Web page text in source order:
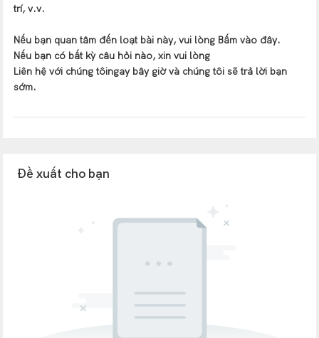
trí, v.v.
Nếu bạn quan tâm đến loạt bài này, vui lòng Bấm vào đây.
Nếu bạn có bất kỳ câu hỏi nào, xin vui lòng
Liên hệ với chúng tôingay bây giờ và chúng tôi sẽ trả lời bạn
sớm.
Đề xuất cho bạn